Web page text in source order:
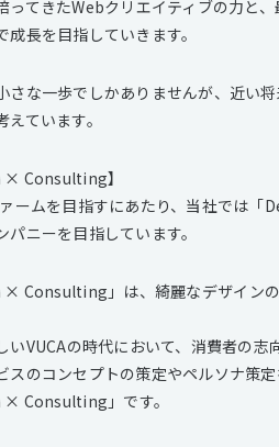
ってきたWebクリエイティブの力
成長を目指していきます。
さな一歩でしかありませんが、近い
えています。
× Consulting】
ームを目指すにあたり、当社では
パニーを目指しています。
× Consulting」は、綺麗なデザイン
いVUCAの時代において、消費者の
スのコンセプトの策定やペルソナ策
× Consulting」です。